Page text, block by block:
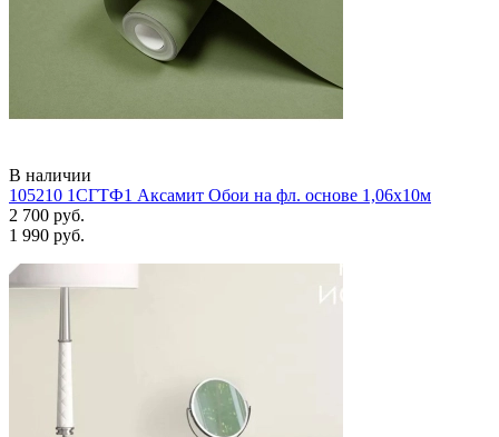
В наличии
105210 1СГТФ1 Аксамит Обои на фл. основе 1,06х10м
2 700 руб.
1 990 руб.